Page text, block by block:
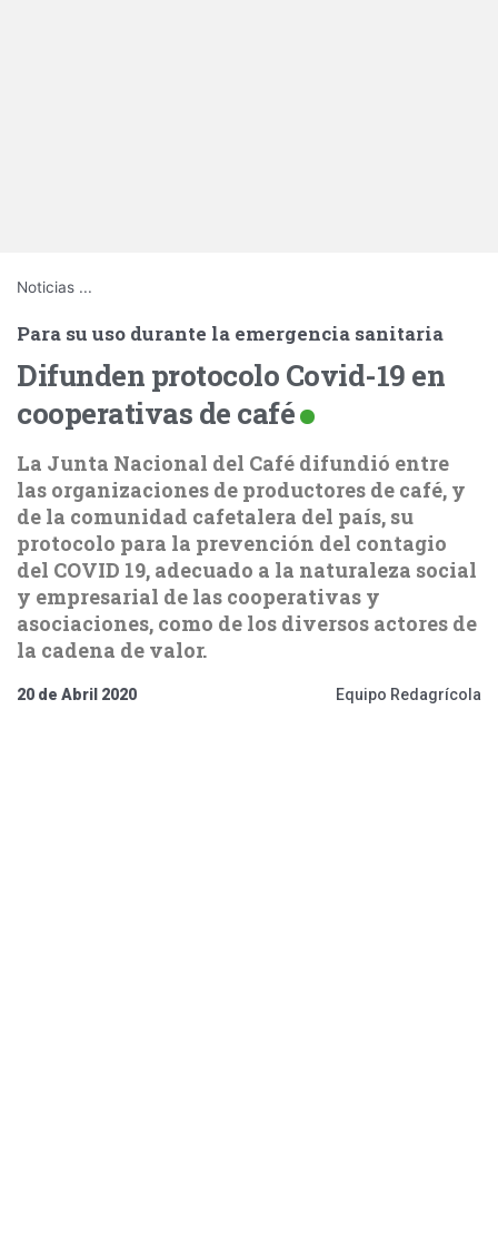
Noticias ...
Para su uso durante la emergencia sanitaria
Difunden protocolo Covid-19 en
cooperativas de café
La Junta Nacional del Café difundió entre
las organizaciones de productores de café, y
de la comunidad cafetalera del país, su
protocolo para la prevención del contagio
del COVID 19, adecuado a la naturaleza social
y empresarial de las cooperativas y
asociaciones, como de los diversos actores de
la cadena de valor.
20 de Abril 2020 Equipo Redagrícola